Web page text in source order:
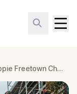
Copenhagen Hippie Freetown Christiania